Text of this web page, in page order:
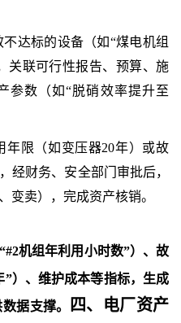
不达标的设备（如“煤电机组
关联可行性报告、预算、施
参数（如“脱硝效率提升至
年限（如变压器20年）或故
经财务、安全部门审批后，
变卖），完成资产核销。
“#2机组年利用小时数”）、故
”）、维护成本等指标，生成
据支撑。
四、
电厂资产